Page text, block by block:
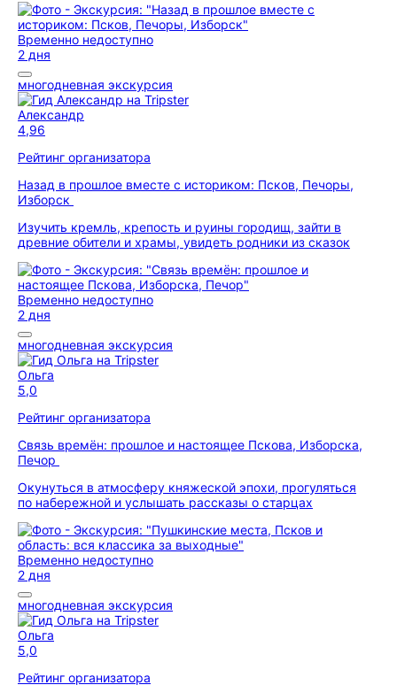
Временно недоступно
2 дня
многодневная экскурсия
Александр
4,96
Рейтинг организатора
Назад в прошлое вместе с историком: Псков, Печоры,
Изборск
Изучить кремль, крепость и руины городищ, зайти в
древние обители и храмы, увидеть родники из сказок
Временно недоступно
2 дня
многодневная экскурсия
Ольга
5,0
Рейтинг организатора
Связь времён: прошлое и настоящее Пскова, Изборска,
Печор
Окунуться в атмосферу княжеской эпохи, прогуляться
по набережной и услышать рассказы о старцах
Временно недоступно
2 дня
многодневная экскурсия
Ольга
5,0
Рейтинг организатора